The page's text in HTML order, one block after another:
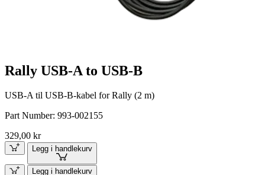
Rally USB-A to USB-B
USB-A til USB-B-kabel for Rally (2 m)
Part Number: 993-002155
329,00 kr
Legg i handlekurv
Legg i handlekurv